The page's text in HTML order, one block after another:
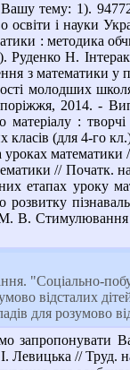
тему: 1).
освіти і науки
: методика
Руденко Н.
з математики у
молодших
2014.
матеріалу :
класів (для 4-
уроках
// Початк.
етапах уроку
"Соціально-
відсталих
для розумово
запропонувати
І. Левицька //